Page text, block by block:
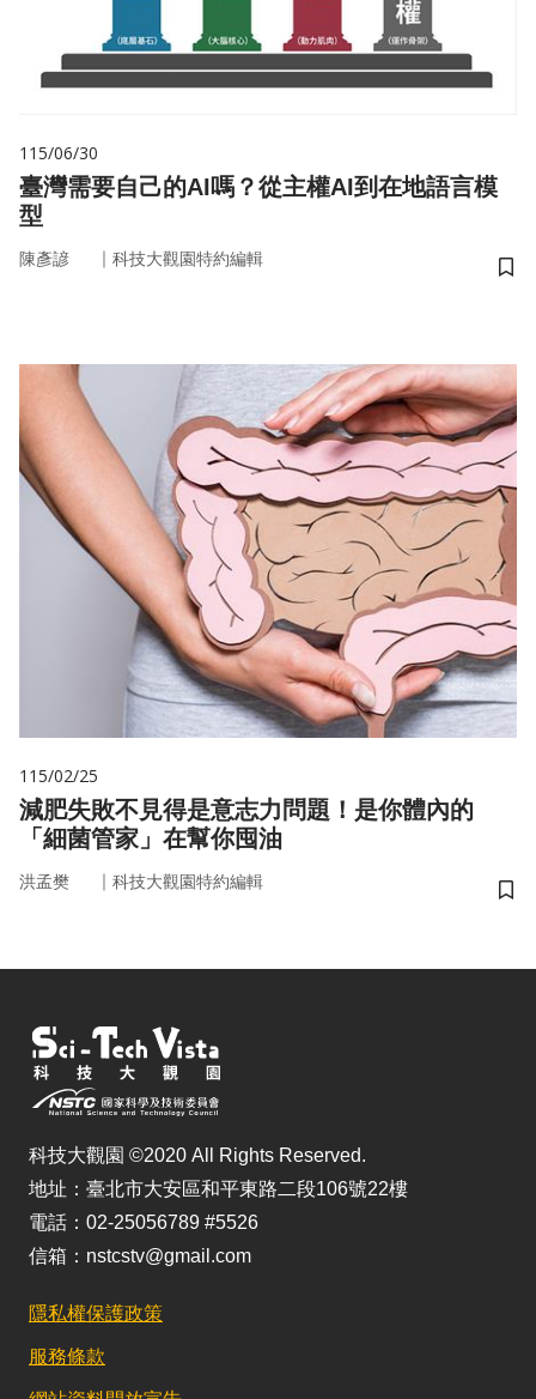
115/06/30
臺灣需要自己的AI嗎？從主權AI到在地語言模
型
陳彥諺 ｜ 科技大觀園特約編輯
儲
115/02/25
減肥失敗不見得是意志力問題！是你體內的
「細菌管家」在幫你囤油
洪孟樊 ｜ 科技大觀園特約編輯
儲
科技大觀園 ©2020 All Rights Reserved.
地址：臺北市大安區和平東路二段106號22樓
電話：02-25056789 #5526
信箱：nstcstv@gmail.com
隱私權保護政策
服務條款